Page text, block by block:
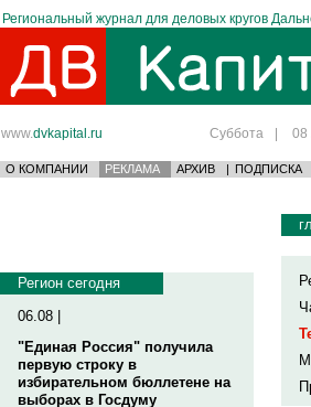
Региональный журнал для деловых кругов
www.dvkapital.ru Суббота | 08
О КОМПАНИИ РЕКЛАМА АРХИВ | ПОДПИСКА
Регион сегодня
06.08 |
"Единая Россия" получила
первую строку в
избирательном бюллетене на
выборах в Госдуму